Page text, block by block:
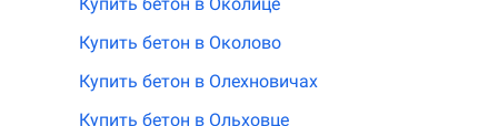
Купить бетон в Околово
Купить бетон в Олехновичах
Купить бетон в Ольховце